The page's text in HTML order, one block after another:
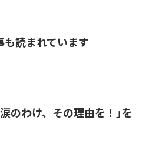
も読まれています
涙のわけ、その理由を！」を